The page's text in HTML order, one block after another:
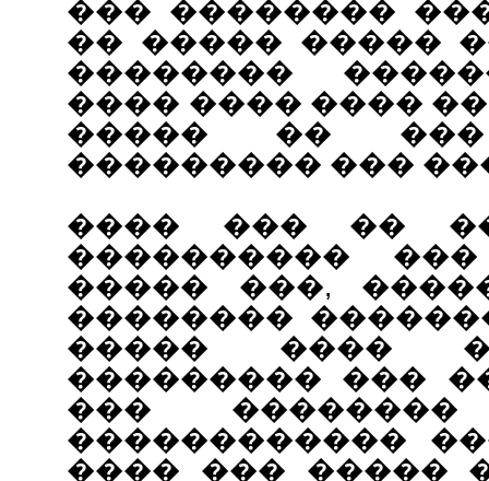
��� ��������
�� ����� �����
��������
���� ���� ����
����� ��
��������� ���
���� ��� ��
����������
����� ���,
��������
����� ����
��������� ���
���
������������
���� ��� �����